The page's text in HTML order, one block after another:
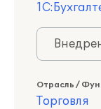
Отрасль /
Торговля